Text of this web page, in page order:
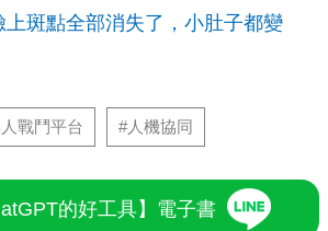
斑點全部消失了，小肚子都變
戰鬥平台 #人機協同
的好工具】電子書